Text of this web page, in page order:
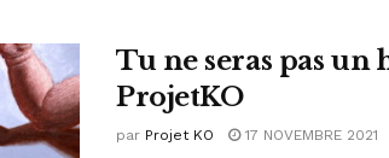
Tu ne seras pas
ProjetKO
par Projet KO 17 NOVEMBRE 2021